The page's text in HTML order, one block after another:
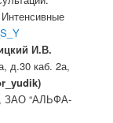
И.В.
д.30 каб. 2а,
ЗАО “АЛЬФА-